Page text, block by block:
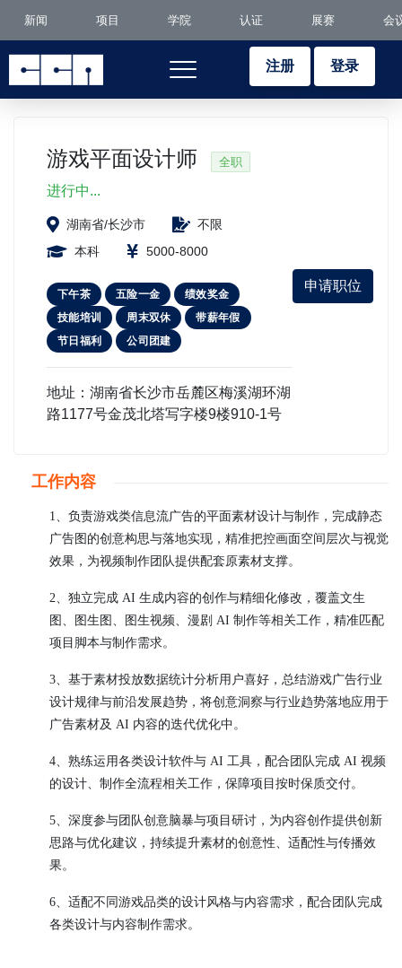
新闻 项目 学院 认证 展赛 会
注册 登录
游戏平面设计师 全职
进行中...
湖南省/长沙市
不限
本科
5000-8000
下午茶 五险一金
绩效奖金
技能培训
周末双休
带薪年假
节日福利
公司团建
地址：湖南省长沙市岳麓区梅溪湖环湖
路1177号金茂北塔写字楼9楼910-1号
申请职位
工作内容
1、负责游戏类信息流广告的平面素材设计与制作，完成静态
广告图的创意构思与落地实现，精准把控画面空间层次与视觉
效果，为视频制作团队提供配套原素材支撑。
2、独立完成 AI 生成内容的创作与精细化修改，覆盖文生
图、图生图、图生视频、漫剧 AI 制作等相关工作，精准匹配
项目脚本与制作需求。
3、基于素材投放数据统计分析用户喜好，总结游戏广告行业
设计规律与前沿发展趋势，将创意洞察与行业趋势落地应用于
广告素材及 AI 内容的迭代优化中。
4、熟练运用各类设计软件与 AI 工具，配合团队完成 AI 视频
的设计、制作全流程相关工作，保障项目按时保质交付。
5、深度参与团队创意脑暴与项目研讨，为内容创作提供创新
思路与优化建议，持续提升素材的创意性、适配性与传播效
果。
6、适配不同游戏品类的设计风格与内容需求，配合团队完成
各类设计与内容制作需求。